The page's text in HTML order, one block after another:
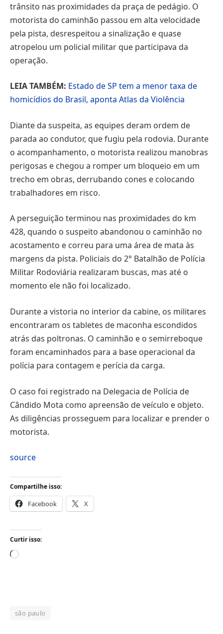
trânsito nas proximidades da praça de pedágio. O
motorista do caminhão passou em alta velocidade
pela pista, desrespeitou a sinalização e quase
atropelou um policial militar que participava da
operação.
LEIA TAMBÉM: Estado de SP tem a menor taxa de
homicídios do Brasil, aponta Atlas da Violência
Diante da suspeita, as equipes deram ordem de
parada ao condutor, que fugiu pela rodovia. Durante
o acompanhamento, o motorista realizou manobras
perigosas e chegou a romper um bloqueio em um
trecho em obras, derrubando cones e colocando
trabalhadores em risco.
A perseguição terminou nas proximidades do km
428, quando o suspeito abandonou o caminhão no
acostamento e correu para uma área de mata às
margens da pista. Policiais do 2° Batalhão de Polícia
Militar Rodoviária realizaram buscas, mas até o
momento ele não foi localizado.
Durante a vistoria no interior da cabine, os militares
encontraram os tabletes de maconha escondidos
atrás das poltronas. O caminhão e o semirreboque
foram encaminhados para a base operacional da
polícia para contagem e perícia da carga.
O caso foi registrado na Delegacia de Polícia de
Cândido Mota como apreensão de veículo e objeto.
As diligências prosseguem para localizar e prender o
motorista.
source
Compartilhe isso:
Facebook X
Curtir isso:
Carregando...
são paulo